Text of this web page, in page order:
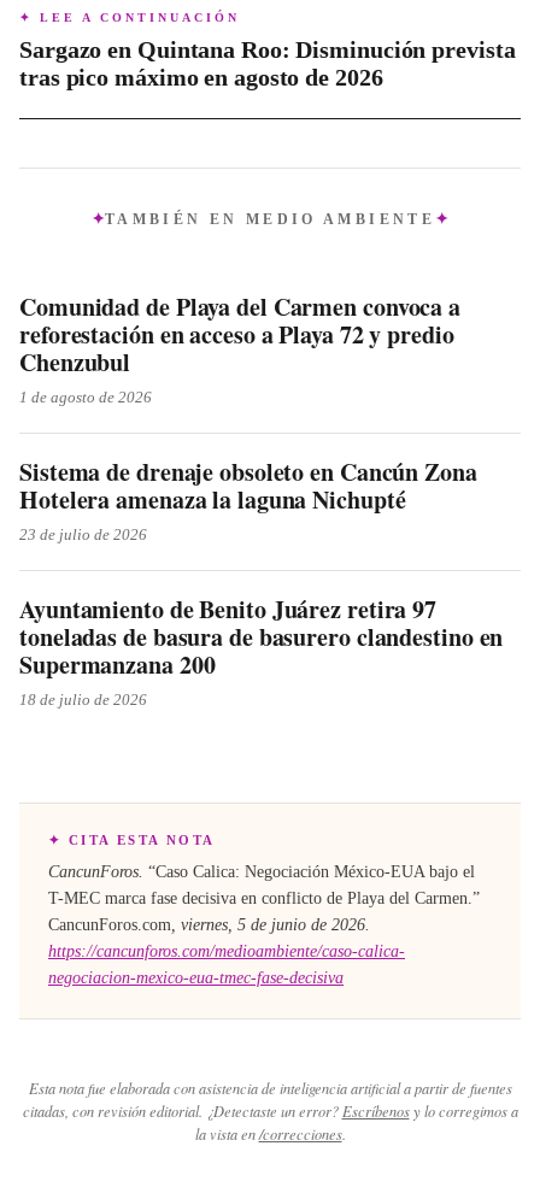
en la historia de Quintana Roo, debido a su larga duración y
las complejidades que lo rodean.
✦ LEE A CONTINUACIÓN
Sargazo en Quintana Roo: Disminución prevista
tras pico máximo en agosto de 2026
TAMBIÉN EN MEDIO AMBIENTE
Comunidad de Playa del Carmen convoca a
reforestación en acceso a Playa 72 y predio
Chenzubul
1 de agosto de 2026
Sistema de drenaje obsoleto en Cancún Zona
Hotelera amenaza la laguna Nichupté
23 de julio de 2026
Ayuntamiento de Benito Juárez retira 97
toneladas de basura de basurero clandestino en
Supermanzana 200
18 de julio de 2026
✦ CITA ESTA NOTA
CancunForos. “Caso Calica: Negociación México-EUA bajo el
T-MEC marca fase decisiva en conflicto de Playa del Carmen.”
CancunForos.com, viernes, 5 de junio de 2026.
https://cancunforos.com/medioambiente/caso-calica-
negociacion-mexico-eua-tmec-fase-decisiva
Esta nota fue elaborada con asistencia de inteligencia artificial a partir de fuentes
citadas, con revisión editorial. ¿Detectaste un error? Escríbenos y lo corregimos a
la vista en /correcciones.